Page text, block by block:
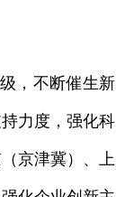
，不断催生新
力度，强化科
京津冀）、上